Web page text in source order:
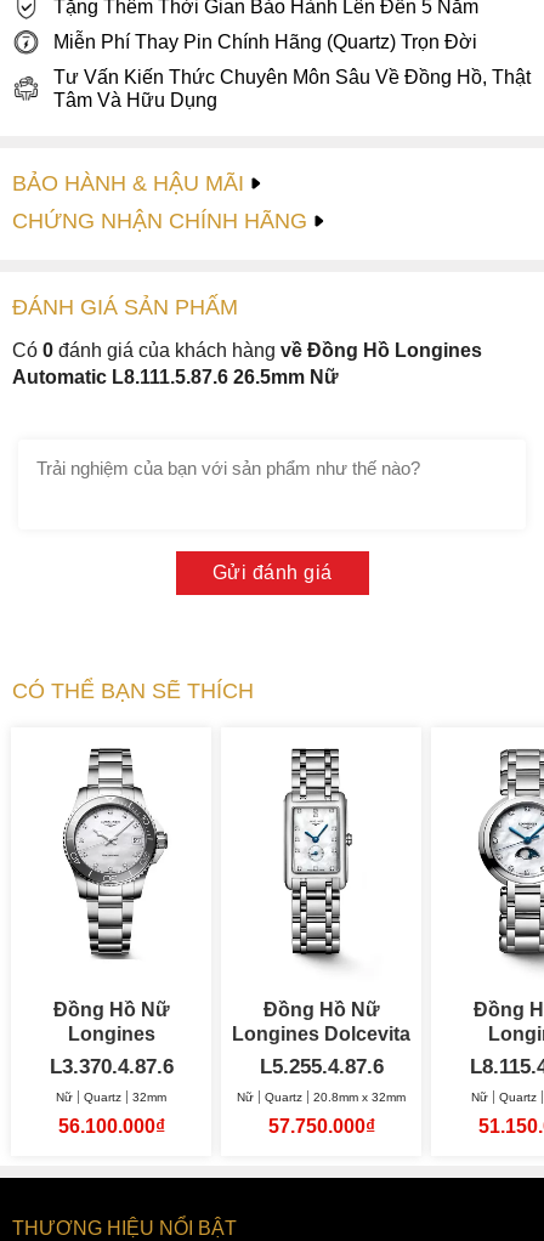
Tặng Thêm Thời Gian Bảo Hành Lên Đến 5 Năm
Miễn Phí Thay Pin Chính Hãng (Quartz) Trọn Đời
Tư Vấn Kiến Thức Chuyên Môn Sâu Về Đồng Hồ, Thật
Tâm Và Hữu Dụng
BẢO HÀNH & HẬU MÃI
CHỨNG NHẬN CHÍNH HÃNG
ĐÁNH GIÁ SẢN PHẤM
Có 0 đánh giá của khách hàng về Đồng Hồ Longines
Automatic L8.111.5.87.6 26.5mm Nữ
Gửi đánh giá
CÓ THỂ BẠN SẼ THÍCH
Đồng Hồ Nữ
Longines
HydroConquest
L3.370.4.87.6
Nữ Quartz 32mm
56.100.000₫
Đồng Hồ Nữ
Longines Dolcevita
20.8x32mm
L5.255.4.87.6
Nữ Quartz 20.8mm x 32mm
57.750.000₫
Đồng
Nữ Quartz
THƯƠNG HIỆU NỔI BẬT